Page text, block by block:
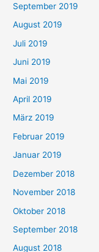
September 2019
August 2019
Juli 2019
Juni 2019
Mai 2019
April 2019
März 2019
Februar 2019
Januar 2019
Dezember 2018
November 2018
Oktober 2018
September 2018
August 2018